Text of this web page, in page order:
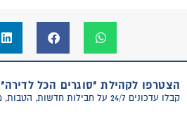
הצטרפו לקהילת "סוגרים הכל לדירה"
קבלו עדכונים 24/7 על חבילות חדשות, הטבות, מבצעים וטיפים למעבר דירה!